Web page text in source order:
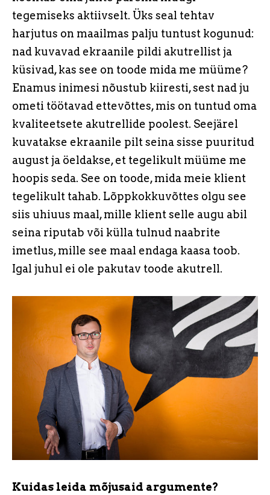
tegemiseks aktiivselt. Üks seal tehtav
harjutus on maailmas palju tuntust kogunud:
nad kuvavad ekraanile pildi akutrellist ja
küsivad, kas see on toode mida me müüme?
Enamus inimesi nõustub kiiresti, sest nad ju
ometi töötavad ettevõttes, mis on tuntud oma
kvaliteetsete akutrellide poolest. Seejärel
kuvatakse ekraanile pilt seina sisse puuritud
august ja öeldakse, et tegelikult müüme me
hoopis seda. See on toode, mida meie klient
tegelikult tahab. Lõppkokkuvõttes olgu see
siis uhiuus maal, mille klient selle augu abil
seina riputab või külla tulnud naabrite
imetlus, mille see maal endaga kaasa toob.
Igal juhul ei ole pakutav toode akutrell.
Kuidas leida mõjusaid argumente?